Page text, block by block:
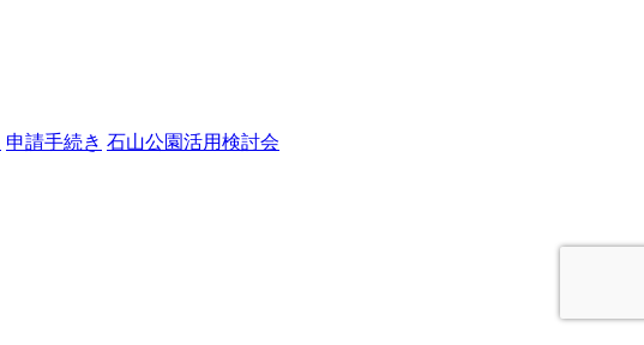
申請手続き 石山公園活用検討会